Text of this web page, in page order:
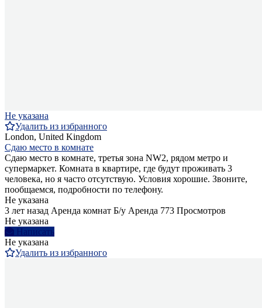
Не указана
Удалить из избранного
London, United Kingdom
Сдаю место в комнате
Сдаю место в комнате, третья зона NW2, рядом метро и
супермаркет. Комната в квартире, где будут проживать 3
человека, но я часто отсутствую. Условия хорошие. Звоните,
пообщаемся, подробности по телефону.
Не указана
3 лет назад Аренда комнат Б/у Аренда 773 Просмотров
Не указана
Написать
Не указана
Удалить из избранного